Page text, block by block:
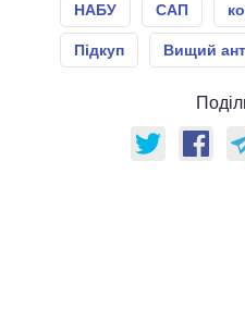
НАБУ САП
Підкуп Вищий